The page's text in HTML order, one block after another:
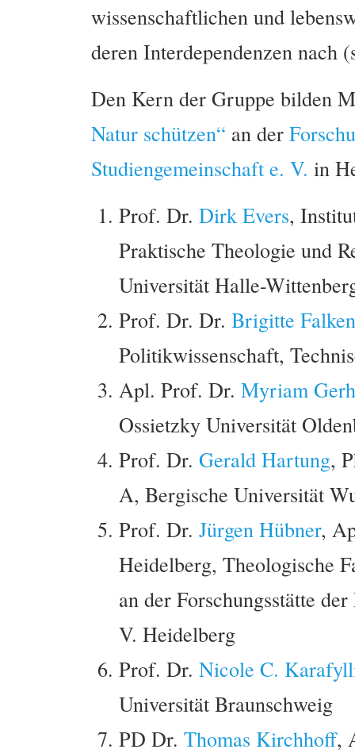
wissenschaftlichen und
deren Interdependenzen nach
Den Kern der Gruppe bilden
Natur schützen“ an der
Studiengemeinschaft e. V. in
Prof. Dr. Dirk Evers,
Praktische Theologie und
Universität Halle-
Prof. Dr. Dr. Brigitte
Politikwissenschaft,
Apl. Prof. Dr. Myriam
Ossietzky Universität
Prof. Dr. Gerald Hartung,
A, Bergische Universität
Prof. Dr. Jürgen Hübner,
Heidelberg, Theologische
an der Forschungsstätte
V. Heidelberg
Prof. Dr. Nicole C.
Universität Braunschweig
PD Dr. Thomas Kirchhoff,